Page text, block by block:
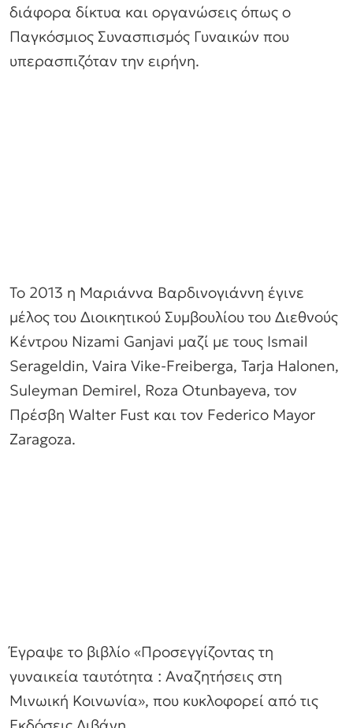
διάφορα δίκτυα και οργανώσεις όπως ο
Παγκόσμιος Συνασπισμός Γυναικών που
υπερασπιζόταν την ειρήνη.
Το 2013 η Μαριάννα Βαρδινογιάννη έγινε
μέλος του Διοικητικού Συμβουλίου του Διεθνούς
Κέντρου Nizami Ganjavi μαζί με τους Ismail
Serageldin, Vaira Vike-Freiberga, Tarja Halonen,
Suleyman Demirel, Roza Otunbayeva, τον
Πρέσβη Walter Fust και τον Federico Mayor
Zaragoza.
Έγραψε το βιβλίο «Προσεγγίζοντας τη
γυναικεία ταυτότητα : Αναζητήσεις στη
Μινωική Κοινωνία», που κυκλοφορεί από τις